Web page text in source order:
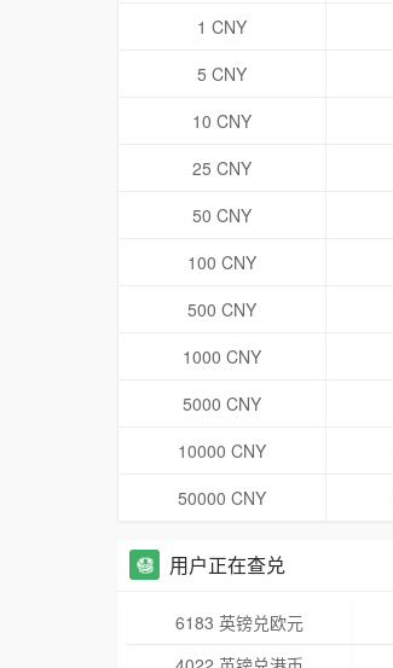
1 CNY
5 CNY
10 CNY
25 CNY
50 CNY
100 CNY
500 CNY
1000 CNY
5000 CNY
10000 CNY
50000 CNY
用户正在查兑
6183 英镑兑欧元